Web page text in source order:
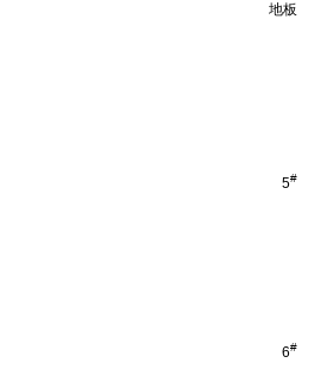
地板
5#
6#